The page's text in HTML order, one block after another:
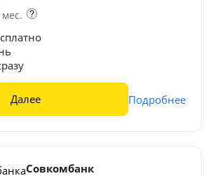
Далее Подробнее
Совкомбанк